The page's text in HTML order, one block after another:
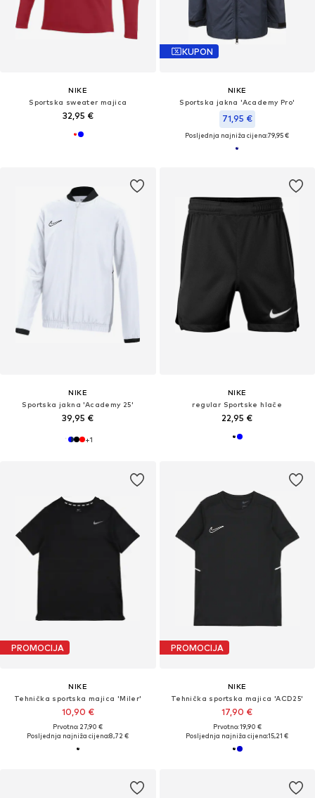
NIKE
Sportska sweater majica
32,95 €
KUPON
NIKE
Sportska jakna 'Academy Pro'
71,95 €
Posljednja najniža cijena:79,95 €
NIKE
Sportska jakna 'Academy 25'
39,95 €
+1
NIKE
regular Sportske hlače
22,95 €
PROMOCIJA
NIKE
Tehnička sportska majica 'Miler'
10,90 €
Prvotno: 27,90 €
Posljednja najniža cijena:8,72 €
PROMOCIJA
NIKE
Tehnička sportska majica 'ACD25'
17,90 €
Prvotno: 19,90 €
Posljednja najniža cijena:15,21 €